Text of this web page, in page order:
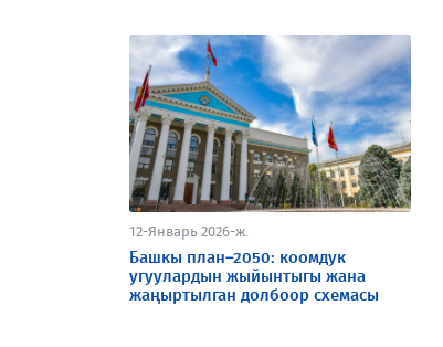
12-Январь 2026-ж.
Башкы план–2050: коомдук
угуулардын жыйынтыгы жана
жаңыртылган долбоор схемасы